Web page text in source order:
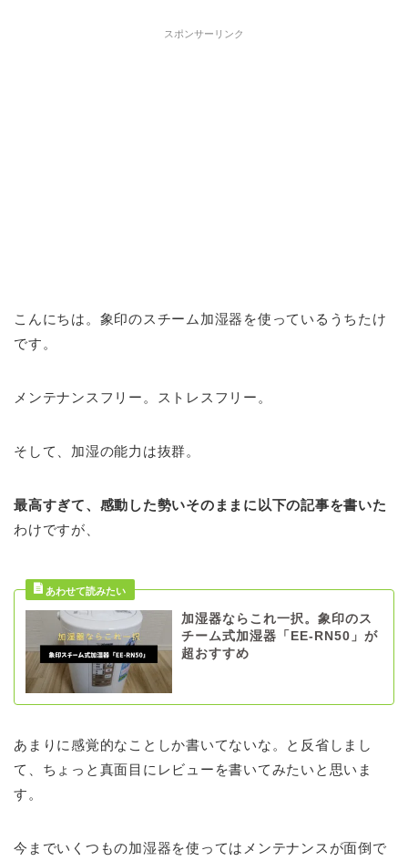
スポンサーリンク
こんにちは。象印のスチーム加湿器を使っているうちたけ
です。
メンテナンスフリー。ストレスフリー。
そして、加湿の能力は抜群。
最高すぎて、感動した勢いそのままに以下の記事を書いた
わけですが、
加湿器ならこれ一択。象印のス
チーム式加湿器「EE-RN50」が
超おすすめ
あまりに感覚的なことしか書いてないな。と反省しまし
て、ちょっと真面目にレビューを書いてみたいと思いま
す。
今までいくつもの加湿器を使ってはメンテナンスが面倒で